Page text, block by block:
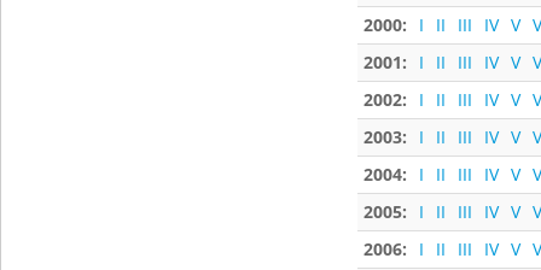
2000:
I II III IV V
2001:
I II III IV V
2002:
I II III IV V
2003:
I II III IV V
2004:
I II III IV V
2005:
I II III IV V
2006:
I II III IV V